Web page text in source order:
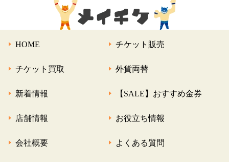
HOME チケット販売
チケット買取 外貨両替
新着情報 【SALE】おすすめ金券
店舗情報 お役立ち情報
会社概要 よくある質問